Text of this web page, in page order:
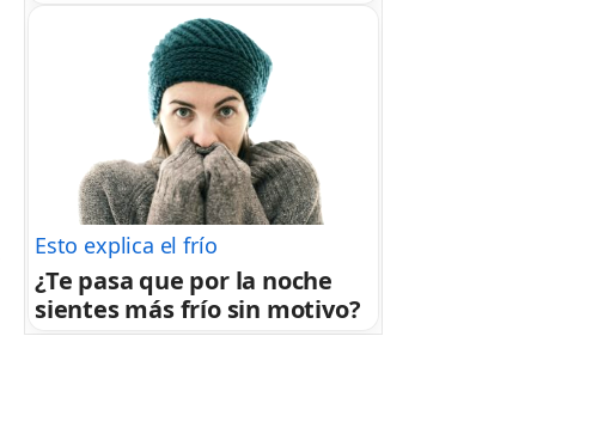
Esto explica el frío
¿Te pasa que por la noche
sientes más frío sin motivo?